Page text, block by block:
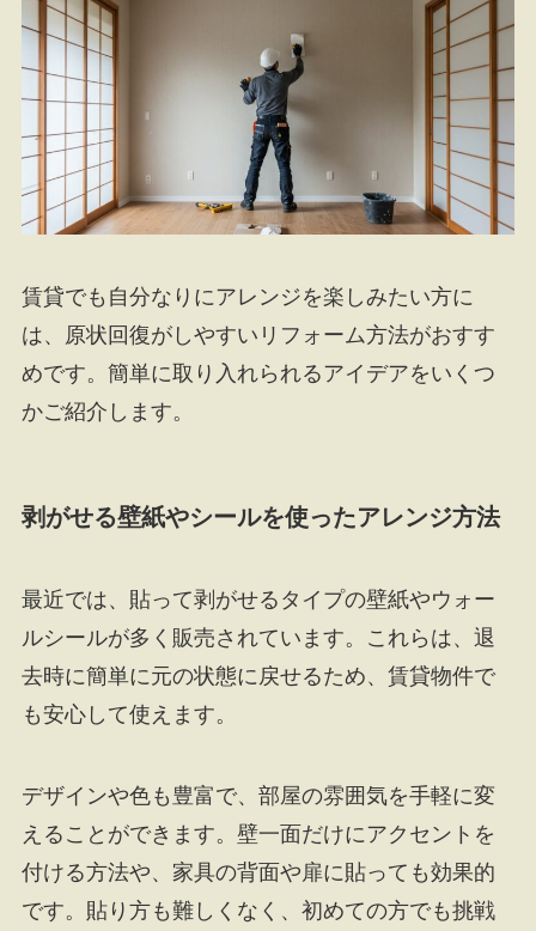
賃貸でも自分なりにアレンジを楽しみたい方に
は、原状回復がしやすいリフォーム方法がおすす
めです。簡単に取り入れられるアイデアをいくつ
かご紹介します。
剥がせる壁紙やシールを使ったアレンジ方法
最近では、貼って剥がせるタイプの壁紙やウォー
ルシールが多く販売されています。これらは、退
去時に簡単に元の状態に戻せるため、賃貸物件で
も安心して使えます。
デザインや色も豊富で、部屋の雰囲気を手軽に変
えることができます。壁一面だけにアクセントを
付ける方法や、家具の背面や扉に貼っても効果的
です。貼り方も難しくなく、初めての方でも挑戦